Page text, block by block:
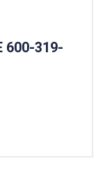
600-319-